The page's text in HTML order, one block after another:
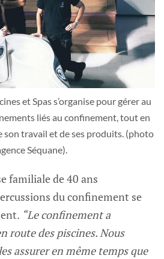
et Spas s’organise pour gérer au
liés au confinement, tout en
son travail et de ses produits. (photo
Séquane).
familiale de 40 ans
du confinement se
“Le confinement a
route des piscines. Nous
assurer en même temps que